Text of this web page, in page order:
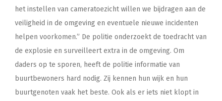
het instellen van cameratoezicht willen we bijdragen aan de
veiligheid in de omgeving en eventuele nieuwe incidenten
helpen voorkomen.” De politie onderzoekt de toedracht van
de explosie en surveilleert extra in de omgeving. Om
daders op te sporen, heeft de politie informatie van
buurtbewoners hard nodig. Zij kennen hun wijk en hun
buurtgenoten vaak het beste. Ook als er iets niet klopt in